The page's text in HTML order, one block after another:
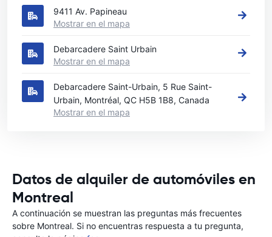
9411 Av. Papineau
Mostrar en el mapa
Debarcadere Saint Urbain
Mostrar en el mapa
Debarcadere Saint-Urbain, 5 Rue Saint-
Urbain, Montréal, QC H5B 1B8, Canada
Mostrar en el mapa
Datos de alquiler de automóviles en
Montreal
A continuación se muestran las preguntas más frecuentes
sobre Montreal. Si no encuentras respuesta a tu pregunta,